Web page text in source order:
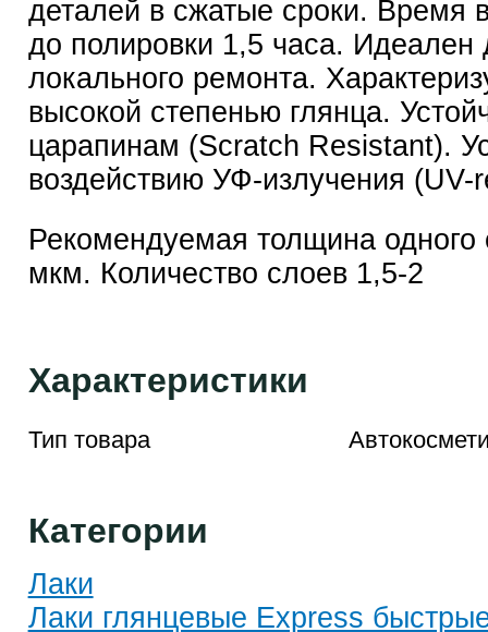
деталей в сжатые сроки. Время
до полировки 1,5 часа. Идеален
локального ремонта.
высокой степенью глянца.
царапинам (Scratch Resistant).
воздействию УФ-излучения (UV-
Рекомендуемая толщина одного
мкм. Количество слоев 1,5-2
Характеристики
Тип товара
Категории
Лаки
Лаки глянцевые Express